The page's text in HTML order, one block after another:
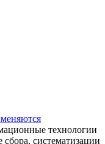
технологии
систематизации